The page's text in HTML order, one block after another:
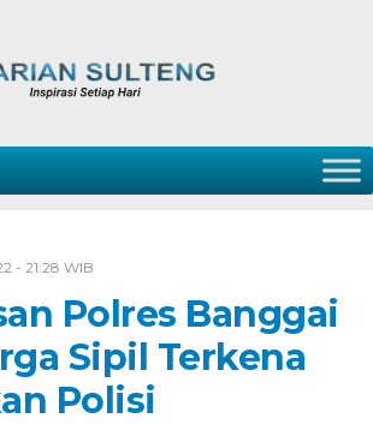
- 21:28 WIB
Polres Banggai
Sipil Terkena
Polisi